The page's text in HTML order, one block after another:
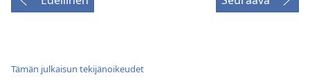
Tämän julkaisun tekijänoikeudet